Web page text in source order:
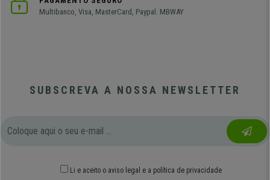
Multibanco, Visa, MasterCard, Paypal. MBWAY
SUBSCREVA A NOSSA NEWSLETTER
Li e aceito o aviso legal e a política de privacidade